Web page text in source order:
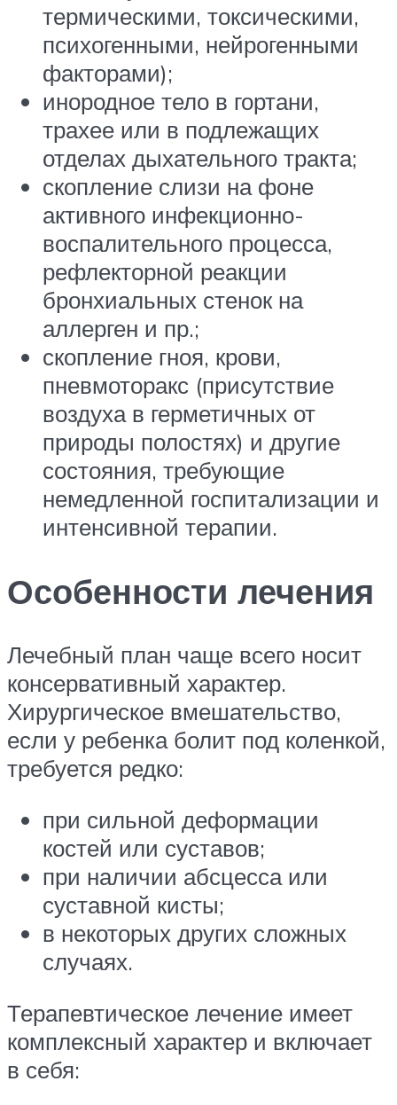
термическими, токсическими,
психогенными, нейрогенными
факторами);
инородное тело в гортани,
трахее или в подлежащих
отделах дыхательного тракта;
скопление слизи на фоне
активного инфекционно-
воспалительного процесса,
рефлекторной реакции
бронхиальных стенок на
аллерген и пр.;
скопление гноя, крови,
пневмоторакс (присутствие
воздуха в герметичных от
природы полостях) и другие
состояния, требующие
немедленной госпитализации и
интенсивной терапии.
Особенности лечения
Лечебный план чаще всего носит
консервативный характер.
Хирургическое вмешательство,
если у ребенка болит под коленкой,
требуется редко:
при сильной деформации
костей или суставов;
при наличии абсцесса или
суставной кисты;
в некоторых других сложных
случаях.
Терапевтическое лечение имеет
комплексный характер и включает
в себя: